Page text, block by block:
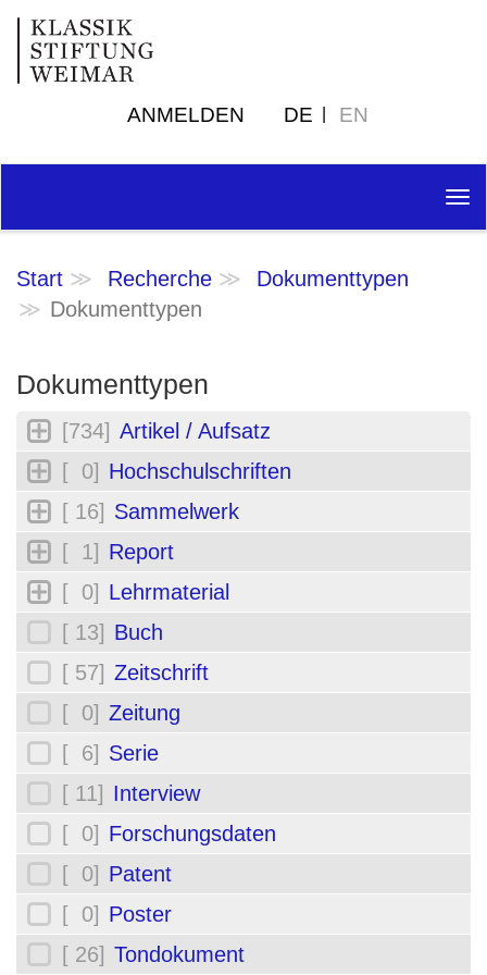
ANMELDEN DE EN
Start Recherche
Dokumenttypen
Dokumenttypen
Dokumenttypen
[734] Artikel / Aufsatz
[ 0] Hochschulschriften
[ 16] Sammelwerk
[ 1] Report
[ 0] Lehrmaterial
[ 13] Buch
[ 57] Zeitschrift
[ 0] Zeitung
[ 6] Serie
[ 11] Interview
[ 0] Forschungsdaten
[ 0] Patent
[ 0] Poster
[ 26] Tondokument